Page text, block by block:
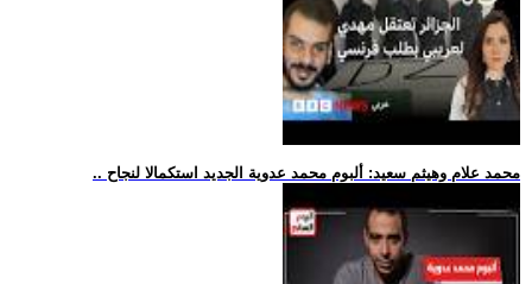
.. محمد علام وهيثم سعيد: ألبوم محمد عدوية الجديد استكمالا لنجاح